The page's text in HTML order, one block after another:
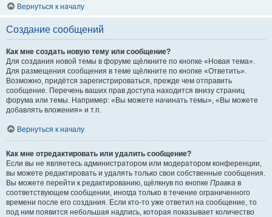
Вернуться к началу
Создание сообщений
Как мне создать новую тему или сообщение?
Для создания новой темы в форуме щёлкните по кнопке «Новая тема».
Для размещения сообщения в теме щёлкните по кнопке «Ответить».
Возможно, придётся зарегистрироваться, прежде чем отправить
сообщение. Перечень ваших прав доступа находится внизу страниц
форума или темы. Например: «Вы можете начинать темы», «Вы можете
добавлять вложения» и т.п.
Вернуться к началу
Как мне отредактировать или удалить сообщение?
Если вы не являетесь администратором или модератором конференции,
вы можете редактировать и удалять только свои собственные сообщения.
Вы можете перейти к редактированию, щёлкнув по кнопке Правка в
соответствующем сообщении, иногда только в течение ограниченного
времени после его создания. Если кто-то уже ответил на сообщение, то
под ним появится небольшая надпись, которая показывает количество